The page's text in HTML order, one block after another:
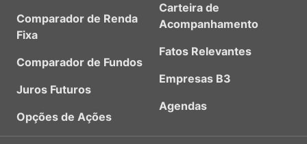
Comparador de Renda
Fixa
Comparador de Fundos
Juros Futuros
Opções de Ações
Carteira de
Acompanhamento
Fatos Relevantes
Empresas B3
Agendas